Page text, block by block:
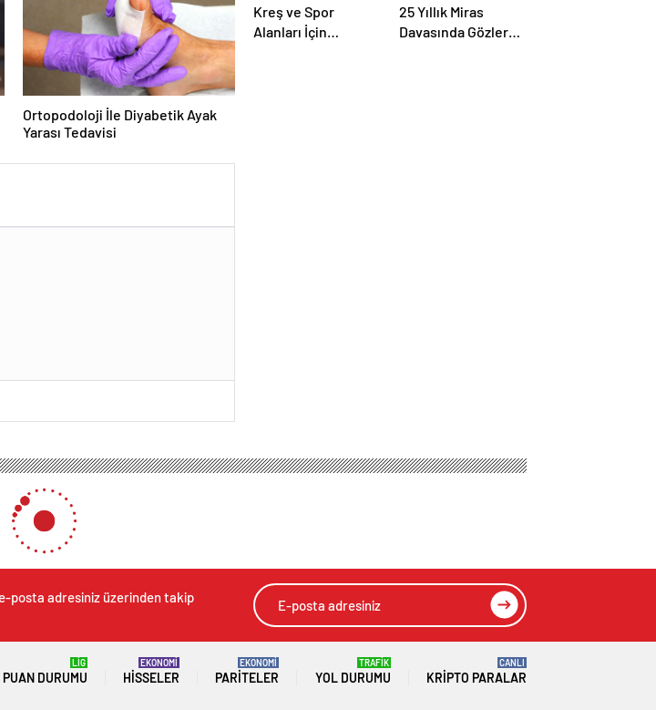
Ortopodoloji İle Diyabetik Ayak
Yarası Tedavisi
Kreş ve Spor
Alanları İçin
25 Yıllık Miras
Davasında Gözler
11 gözaltı
nedeni ortaya çıktı: 1’i doktor 11